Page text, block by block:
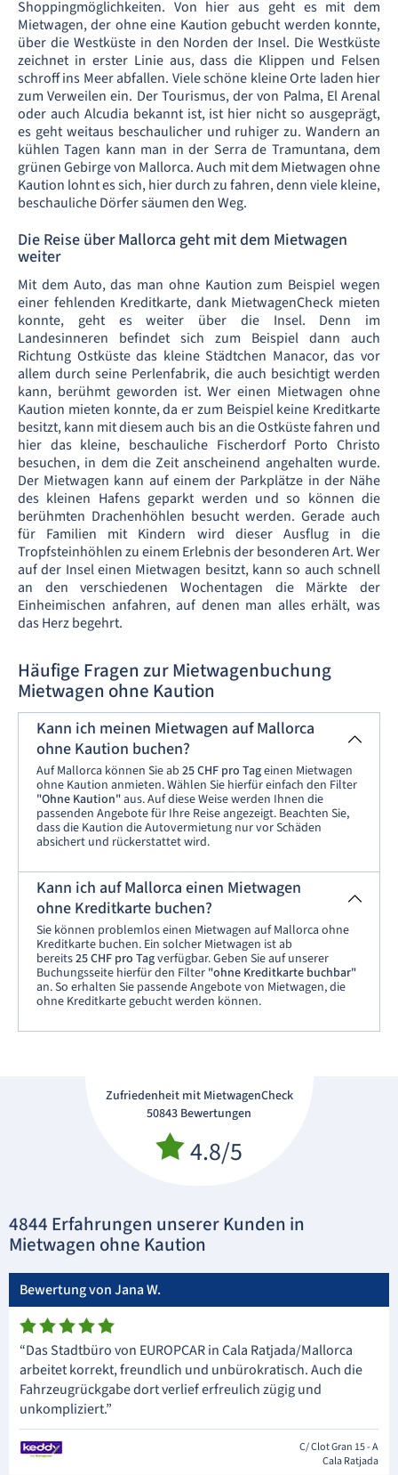
Shoppingmöglichkeiten. Von hier aus geht es mit dem
Mietwagen, der ohne eine Kaution gebucht werden konnte,
über die Westküste in den Norden der Insel. Die Westküste
zeichnet in erster Linie aus, dass die Klippen und Felsen
schroff ins Meer abfallen. Viele schöne kleine Orte laden hier
zum Verweilen ein. Der Tourismus, der von Palma, El Arenal
oder auch Alcudia bekannt ist, ist hier nicht so ausgeprägt,
es geht weitaus beschaulicher und ruhiger zu. Wandern an
kühlen Tagen kann man in der Serra de Tramuntana, dem
grünen Gebirge von Mallorca. Auch mit dem Mietwagen ohne
Kaution lohnt es sich, hier durch zu fahren, denn viele kleine,
beschauliche Dörfer säumen den Weg.
Die Reise über Mallorca geht mit dem Mietwagen
weiter
Mit dem Auto, das man ohne Kaution zum Beispiel wegen
einer fehlenden Kreditkarte, dank MietwagenCheck mieten
konnte, geht es weiter über die Insel. Denn im
Landesinneren befindet sich zum Beispiel dann auch
Richtung Ostküste das kleine Städtchen Manacor, das vor
allem durch seine Perlenfabrik, die auch besichtigt werden
kann, berühmt geworden ist. Wer einen Mietwagen ohne
Kaution mieten konnte, da er zum Beispiel keine Kreditkarte
besitzt, kann mit diesem auch bis an die Ostküste fahren und
hier das kleine, beschauliche Fischerdorf Porto Christo
besuchen, in dem die Zeit anscheinend angehalten wurde.
Der Mietwagen kann auf einem der Parkplätze in der Nähe
des kleinen Hafens geparkt werden und so können die
berühmten Drachenhöhlen besucht werden. Gerade auch
für Familien mit Kindern wird dieser Ausflug in die
Tropfsteinhöhlen zu einem Erlebnis der besonderen Art. Wer
auf der Insel einen Mietwagen besitzt, kann so auch schnell
an den verschiedenen Wochentagen die Märkte der
Einheimischen anfahren, auf denen man alles erhält, was
das Herz begehrt.
Häufige Fragen zur Mietwagenbuchung
Mietwagen ohne Kaution
Kann ich meinen Mietwagen auf Mallorca
ohne Kaution buchen?
Auf Mallorca können Sie ab 25 CHF pro Tageinen Mietwagen
ohne Kaution anmieten. Wählen Sie hierfür einfach den Filter
"Ohne Kaution"aus. Auf diese Weise werden Ihnen die
passenden Angebote für Ihre Reise angezeigt. Beachten Sie,
dass die Kaution die Autovermietung nur vor Schäden
absichert und rückerstattet wird.
Kann ich auf Mallorca einen Mietwagen
ohne Kreditkarte buchen?
Sie können problemlos einen Mietwagen auf Mallorca ohne
Kreditkarte buchen. Ein solcher Mietwagen ist ab
bereits25 CHF pro Tagverfügbar. Geben Sie auf unserer
Buchungsseite hierfür den Filter "ohne Kreditkarte buchbar"
an. So erhalten Sie passende Angebote von Mietwagen, die
ohne Kreditkarte gebucht werden können.
Zufriedenheit mit MietwagenCheck
50843 Bewertungen
4.8/5
4844 Erfahrungen unserer Kunden in
Mietwagen ohne Kaution
Bewertung von Jana W.
“Das Stadtbüro von EUROPCAR in Cala Ratjada/Mallorca
arbeitet korrekt, freundlich und unbürokratisch. Auch die
Fahrzeugrückgabe dort verlief erfreulich zügig und
unkompliziert.”
C/ Clot Gran 15 - A
Cala Ratjada